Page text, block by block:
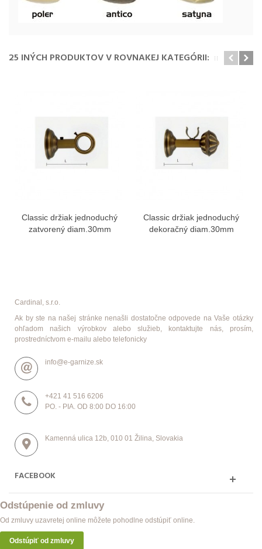
25 INÝCH PRODUKTOV V ROVNAKEJ KATEGÓRII:
Classic držiak jednoduchý
zatvorený diam.30mm
Classic držiak jednoduchý
dekoračný diam.30mm
Cardinal, s.r.o.
Ak by ste na našej stránke nenašli dostatočne odpovede na Vaše otázky
ohľadom našich výrobkov alebo služieb, kontaktujte nás, prosím,
prostredníctvom e-mailu alebo telefonicky
info@e-garnize.sk
+421 41 516 6206
PO. - PIA. OD 8:00 DO 16:00
Kamenná ulica 12b, 010 01 Žilina, Slovakia
FACEBOOK
Odstúpenie od zmluvy
Od zmluvy uzavretej online môžete pohodlne odstúpiť online.
Odstúpiť od zmluvy